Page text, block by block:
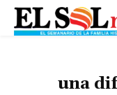
una